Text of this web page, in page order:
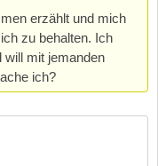
erzählt und mich
zu behalten. Ich
will mit jemanden
ich?